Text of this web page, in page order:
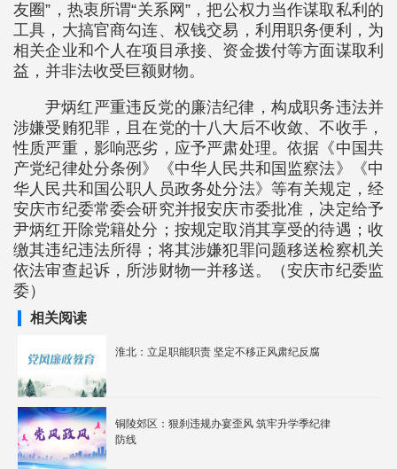
友圈”，热衷所谓“关系网”，把公权力当作谋取私利的
工具，大搞官商勾连、权钱交易，利用职务便利，为
相关企业和个人在项目承接、资金拨付等方面谋取利
益，并非法收受巨额财物。
尹炳红严重违反党的廉洁纪律，构成职务违法并
涉嫌受贿犯罪，且在党的十八大后不收敛、不收手，
性质严重，影响恶劣，应予严肃处理。依据《中国共
产党纪律处分条例》《中华人民共和国监察法》《中
华人民共和国公职人员政务处分法》等有关规定，经
安庆市纪委常委会研究并报安庆市委批准，决定给予
尹炳红开除党籍处分；按规定取消其享受的待遇；收
缴其违纪违法所得；将其涉嫌犯罪问题移送检察机关
依法审查起诉，所涉财物一并移送。（安庆市纪委监
委）
相关阅读
淮北：立足职能职责 坚定不移正风肃纪反腐
铜陵郊区：狠刹违规办宴歪风 筑牢升学季纪律
防线